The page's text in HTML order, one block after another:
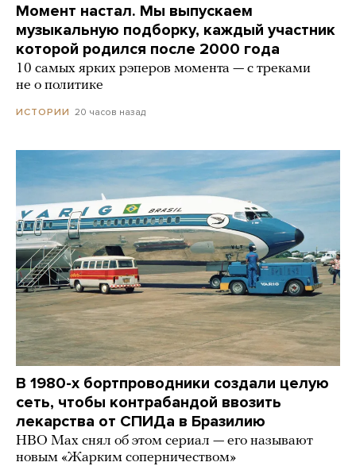
Момент настал. Мы выпускаем
музыкальную подборку, каждый участник
которой родился после 2000 года
10 самых ярких рэперов момента — с треками
не о политике
ИСТОРИИ 20 часов назад
В 1980-х бортпроводники создали целую
сеть, чтобы контрабандой ввозить
лекарства от СПИДа в Бразилию
HBO Max снял об этом сериал — его называют
новым «Жарким соперничеством»